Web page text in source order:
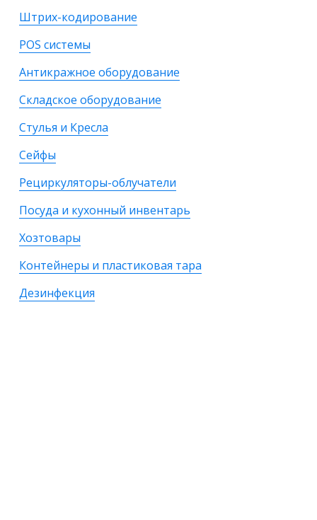
Штрих-кодирование
POS системы
Антикражное оборудование
Складское оборудование
Стулья и Кресла
Сейфы
Рециркуляторы-облучатели
Посуда и кухонный инвентарь
Хозтовары
Контейнеры и пластиковая тара
Дезинфекция